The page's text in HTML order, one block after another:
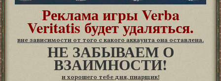
Реклама игры Verba
Veritatis будет удаляться.
вне зависимости от того с какого аккаунта она оставлена.
НЕ ЗАБЫВАЕМ О
ВЗАИМНОСТИ!
и хорошего тебе дня, пиарщик!